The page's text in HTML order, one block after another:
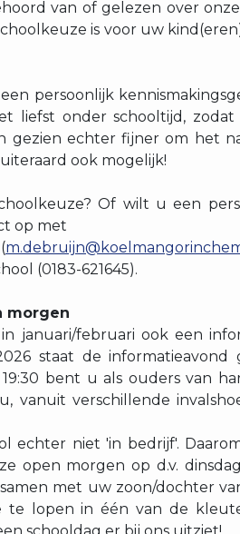
van of gelezen over
is voor uw
persoonlijk
liefst onder schooltijd,
gezien echter fijner om het
ook mogelijk!
Of wilt u een
op met
(0183-621645).
morgen
januari/februari ook een
staat de informatieavond
19:30 bent u als ouders van
vanuit verschillende
echter niet 'in bedrijf'.
open morgen op d.v.
met uw zoon/dochter
te lopen in één van de